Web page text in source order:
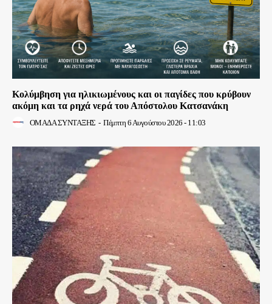
Κολύμβηση για ηλικιωμένους και οι παγίδες που κρύβουν
ακόμη και τα ρηχά νερά του Απόστολου Κατσανάκη
ΟΜΑΔΑ ΣΥΝΤΑΞΗΣ - Πέμπτη 6 Αυγούστου 2026 - 11:03